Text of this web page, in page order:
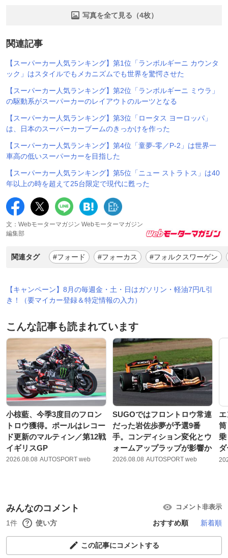
写真を全て見る（4枚）
関連記事
【スーパーカー人気ランキング】第1位「ランボルギーニ カウンタ
ック」はスタイルでもメカニズムでも世界を驚愕させた
【スーパーカー人気ランキング】第2位「ランボルギーニ ミウラ」
の駆動系がスーパーカーのレイアウトのルーツとなる
【スーパーカー人気ランキング】第3位「ロータス ヨーロッパ」
は、日本のスーパーカーブームのきっかけを作った
【スーパーカー人気ランキング】第4位「童夢-零／P-2」は世界一
車高の低いスーパーカーを目指した
【スーパーカー人気ランキング】第5位「ニュー ストラトス」は40
年以上の時を超えて25台限定で現代に甦った
文：Webモーターマガジン Webモーターマガジン
編集部
関連タグ #フォード #フォーカス #フォルクスワーゲン
【キャンペーン】8月の毎週金・土・日はガソリン・軽油7円/L引
き！（要マイカー登録＆特定情報の入力）
こんな記事も読まれています
小椋藍、今季3度目のフロン
トロウ獲得。ポールはレコー
ド更新のマルティン／第12戦
イギリスGP
2026.08.08 AUTOSPORT web
SUGOではフロントロウ常連
だった岩佐歩夢が予選9番
手。コンディション変化とウ
ォームアップラップが影響か
2026.08.08 AUTOSPORT web
筒
みんなのコメント コメント非表示
1件 使い方 おすすめ順 新着順
この記事にコメントする